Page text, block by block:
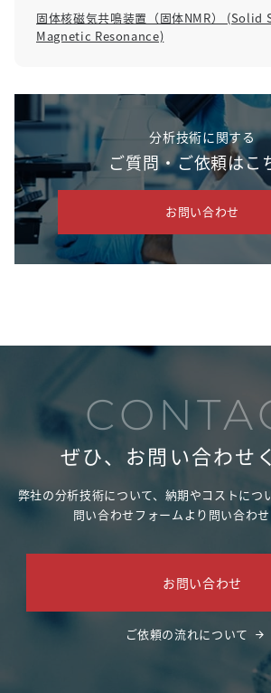
固体核磁気共鳴装置（固体NMR）
Magnetic Resonance)
分析技術に関する
ご質問・ご依頼はこ
お問い合わせ
ぜひ、お問い合わせ
弊社の分析技術について、納期やコストにつ
問い合わせフォームより問い合わせ
お問い合わせ
ご依頼の流れについて